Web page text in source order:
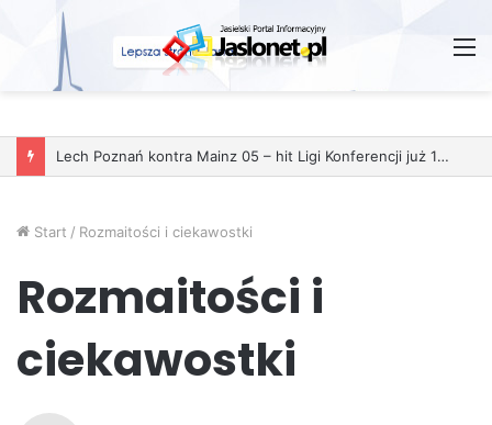
Wróżby – Prawda czy Fikcja?
Start / Rozmaitości i ciekawostki
Rozmaitości i
ciekawostki